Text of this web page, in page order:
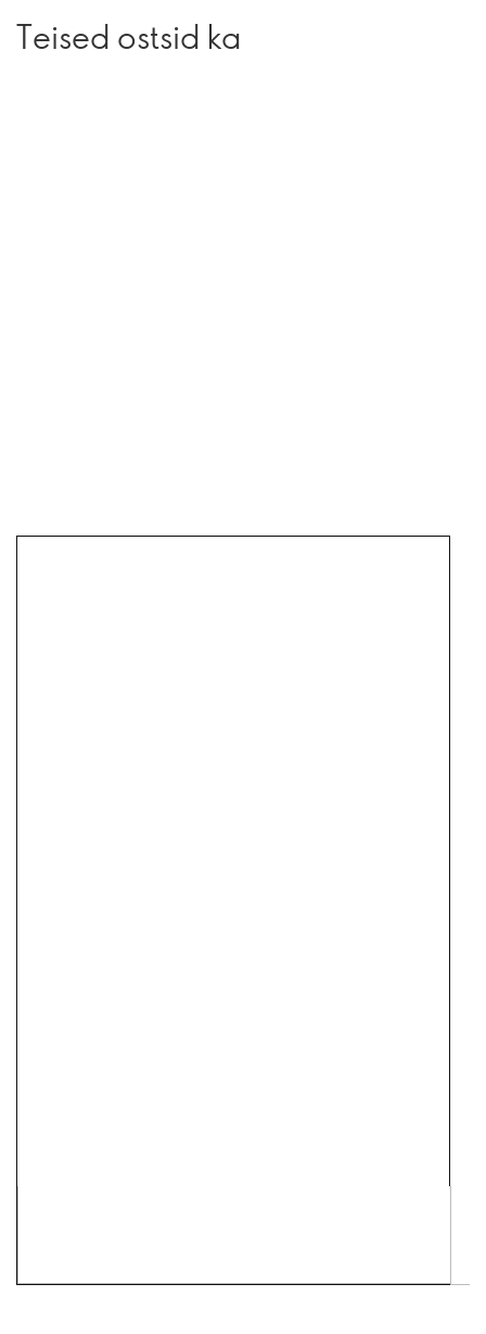
Teised ostsid ka